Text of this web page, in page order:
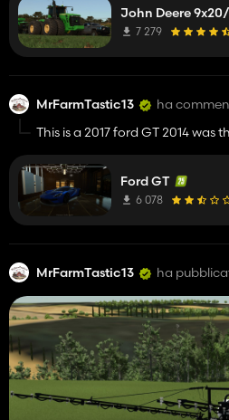
John Deere
7 279
MrFarmTastic13 ha
This is a 2017 ford GT 2014 was
Ford GT
6 078
MrFarmTastic13 ha